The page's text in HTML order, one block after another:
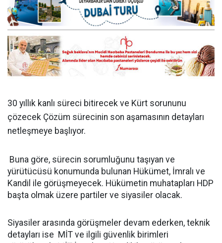
30 yıllık kanlı süreci bitirecek ve Kürt sorununu
çözecek Çözüm sürecinin son aşamasının detayları
netleşmeye başlıyor.
Buna göre, sürecin sorumluğunu taşıyan ve
yürütücüsü konumunda bulunan Hükümet, İmralı ve
Kandil ile görüşmeyecek. Hükümetin muhatapları HDP
başta olmak üzere partiler ve siyasiler olacak.
Siyasiler arasında görüşmeler devam ederken, teknik
detayları ise MİT ve ilgili güvenlik birimleri